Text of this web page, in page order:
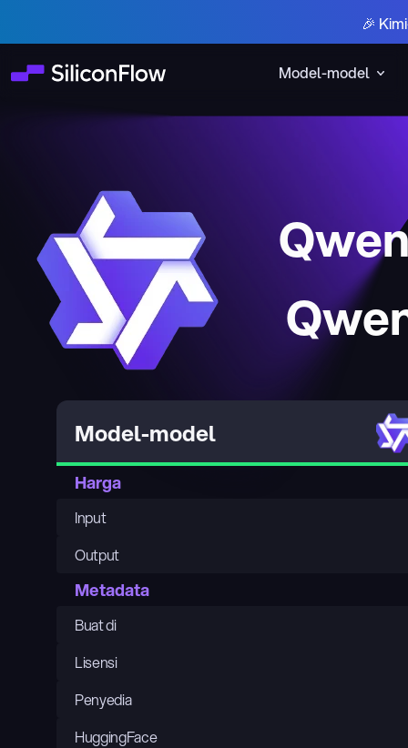
Model-model
🎉
Model-model
Harga
Input
Output
Metadata
Buat di
Lisensi
Penyedia
HuggingFace